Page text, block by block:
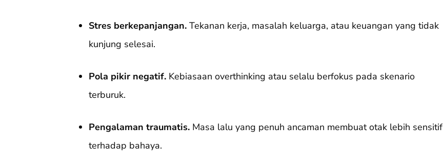
Stres berkepanjangan.Tekanan kerja, masalah keluarga, atau keuangan yang tidak
kunjung selesai.
Pola pikir negatif.Kebiasaan overthinking atau selalu berfokus pada skenario
terburuk.
Pengalaman traumatis.Masa lalu yang penuh ancaman membuat otak lebih sensitif
terhadap bahaya.